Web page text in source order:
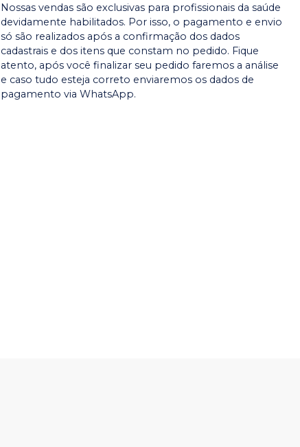
Nossas vendas são exclusivas para profissionais da saúde
devidamente habilitados. Por isso, o pagamento e envio
só são realizados após a confirmação dos dados
cadastrais e dos itens que constam no pedido. Fique
atento, após você finalizar seu pedido faremos a análise
e caso tudo esteja correto enviaremos os dados de
pagamento via WhatsApp.